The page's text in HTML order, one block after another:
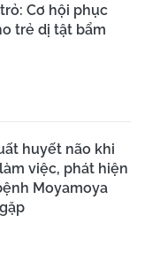
Cơ hội phục
trẻ dị tật bẩm
huyết não khi
việc, phát hiện
Moyamoya